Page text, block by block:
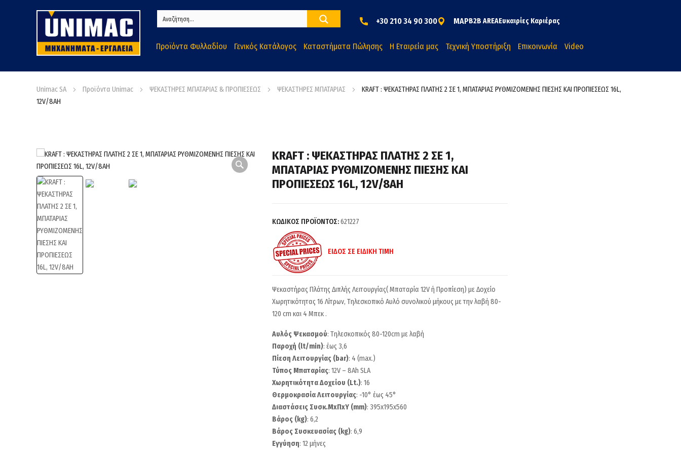
+30 210 34 90 300 MAPB2B AREAΕυκαιρίες Καριέρας
Προϊόντα Φυλλαδίου Γενικός Κατάλογος Καταστήματα Πώλησης Η Εταιρεία μας Τεχνική Υποστήριξη Επικοινωνία Video
Unimac SA Προϊόντα Unimac ΨΕΚΑΣΤΗΡΕΣ ΜΠΑΤΑΡΙΑΣ & ΠΡΟΠΙΕΣΕΩΣ ΨΕΚΑΣΤΗΡΕΣ ΜΠΑΤΑΡΙΑΣ
KRAFT : ΨΕΚΑΣΤΗΡΑΣ ΠΛΑΤΗΣ 2 ΣΕ 1, ΜΠΑΤΑΡΙΑΣ ΡΥΘΜΙΖΟΜΕΝΗΣ ΠΙΕΣΗΣ ΚΑΙ ΠΡΟΠΙΕΣΕΩΣ 16L,
12V/8AH
KRAFT : ΨΕΚΑΣΤΗΡΑΣ ΠΛΑΤΗΣ 2 ΣΕ 1,
ΜΠΑΤΑΡΙΑΣ ΡΥΘΜΙΖΟΜΕΝΗΣ ΠΙΕΣΗΣ ΚΑΙ
ΠΡΟΠΙΕΣΕΩΣ 16L, 12V/8AH
ΚΩΔΙΚΟΣ ΠΡΟΪΟΝΤΟΣ:621227
ΕΙΔΟΣ ΣΕ ΕΙΔΙΚΗ ΤΙΜΗ
Ψεκαστήρας Πλάτης Διπλής Λειτουργίας( Μπαταρία 12V ή Προπίεση) με Δοχείο
Χωρητικότητας 16 Λίτρων, Τηλεσκοπικό Αυλό συνολικού μήκους με την λαβή 80-
120 cm και 4 Μπεκ .
Αυλός Ψεκασμού: Τηλεσκοπικός 80-120cm με λαβή
Παροχή (lt/min): έως 3,6
Πίεση Λειτουργίας (bar): 4 (max.)
Τύπος Μπαταρίας: 12V – 8Ah SLA
Χωρητικότητα Δοχείου (Lt.): 16
Θερμοκρασία Λειτουργίας: -10° έως 45°
Διαστάσεις Συσκ.ΜxΠxΥ (mm): 395x195x560
Βάρος (kg): 6,2
Βάρος Συσκευασίας (kg): 6,9
Εγγύηση: 12 μήνες